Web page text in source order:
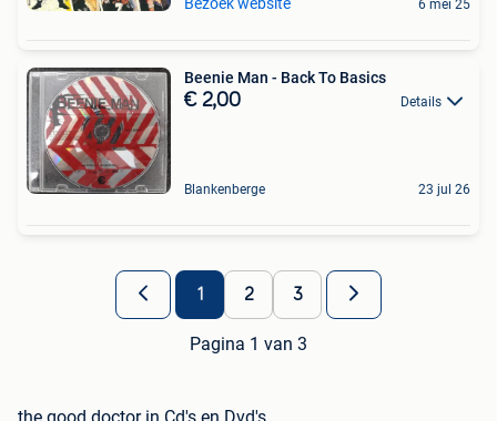
6 mei 25
Beenie Man - Back To Basics
€ 2,00 Details
Blankenberge 23 jul 26
1 2 3
Pagina 1 van 3